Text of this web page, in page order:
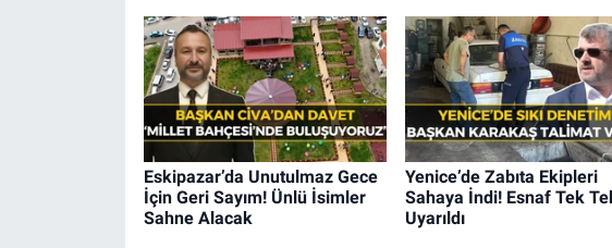
Eskipazar’da Unutulmaz Gece
İçin Geri Sayım! Ünlü İsimler
Sahne Alacak
Yenice’de Zabıta Ekipleri
Sahaya İndi! Esnaf Tek
Uyarıldı